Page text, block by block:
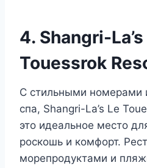
4. Shangri-
Touessrok
С стильными номерами
спа, Shangri-La’s Le
это идеальное место
роскошь и комфорт.
морепродуктами и